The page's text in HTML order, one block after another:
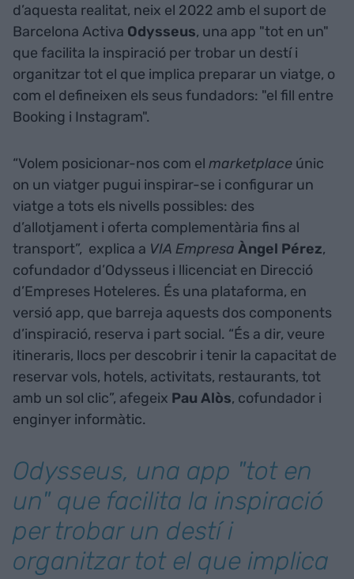
d’aquesta realitat, neix el 2022 amb el suport de
Barcelona Activa Odysseus, una app "tot en un"
que facilita la inspiració per trobar un destí i
organitzar tot el que implica preparar un viatge, o
com el defineixen els seus fundadors: "el fill entre
Booking i Instagram".
“Volem posicionar-nos com el marketplace únic
on un viatger pugui inspirar-se i configurar un
viatge a tots els nivells possibles: des
d’allotjament i oferta complementària fins al
transport”, explica a VIA Empresa Àngel Pérez,
cofundador d’Odysseus i llicenciat en Direcció
d’Empreses Hoteleres. És una plataforma, en
versió app, que barreja aquests dos components
d’inspiració, reserva i part social. “És a dir, veure
itineraris, llocs per descobrir i tenir la capacitat de
reservar vols, hotels, activitats, restaurants, tot
amb un sol clic”, afegeix Pau Alòs, cofundador i
enginyer informàtic.
Odysseus, una app "tot en
un" que facilita la inspiració
per trobar un destí i
organitzar tot el que implica